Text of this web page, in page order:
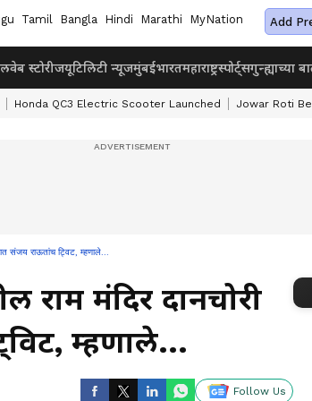
Tamil Bangla Hindi Marathi MyNation Add
वेब स्टोरीजयूटिलिटी न्यूजमुंबईभारतमहाराष्ट्रस्पोर्ट्सगुन्ह्याच्या
Honda QC3 Electric Scooter Launched Jowar Roti
संजय राऊतांच ट्विट, म्हणाले...
राम मंदिर दानचोरी
म्हणाले...
Follow Us